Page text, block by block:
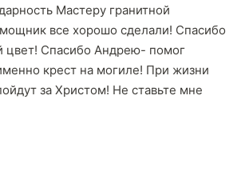
Мастеру гранитной
все хорошо сделали! Спасибо
цвет! Спасибо Андрею- помог
крест на могиле! При жизни
за Христом! Не ставьте мне